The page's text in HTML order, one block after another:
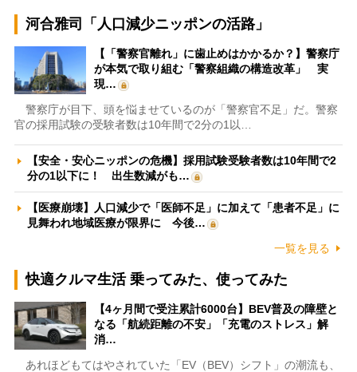
河合雅司「人口減少ニッポンの活路」
【「警察官離れ」に歯止めはかかるか？】警察庁
が本気で取り組む「警察組織の構造改革」 実
現…
警察庁が目下、頭を悩ませているのが「警察官不足」だ。警察
官の採用試験の受験者数は10年間で2分の1以…
【安全・安心ニッポンの危機】採用試験受験者数は10年間で2
分の1以下に！ 出生数減がも…
【医療崩壊】人口減少で「医師不足」に加えて「患者不足」に
見舞われ地域医療が限界に 今後…
一覧を見る
快適クルマ生活 乗ってみた、使ってみた
【4ヶ月間で受注累計6000台】BEV普及の障壁と
なる「航続距離の不安」「充電のストレス」解
消…
あれほどもてはやされていた「EV（BEV）シフト」の潮流も、